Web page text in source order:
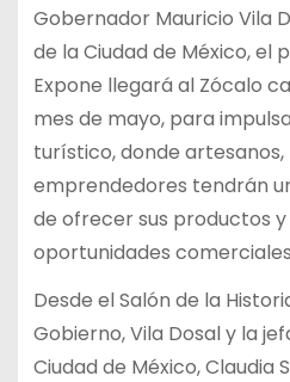
Gobernador Mauricio Vila
de la Ciudad de México, el
Expone llegará al Zócalo
mes de mayo, para
turístico, donde
emprendedores tendrán
de ofrecer sus productos
oportunidades
Desde el Salón de la
Gobierno, Vila Dosal y la
Ciudad de México, Claudia